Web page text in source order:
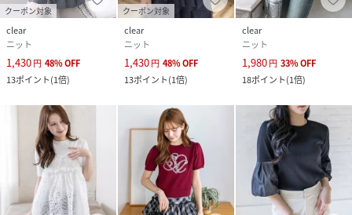
クーポン対象
clear
ニット
1,430円 48%OFF
13ポイント(1倍)
クーポン対象
clear
ニット
1,430円 48%OFF
13ポイント(1倍)
clear
ニット
1,980円 33%OFF
18ポイント(1倍)